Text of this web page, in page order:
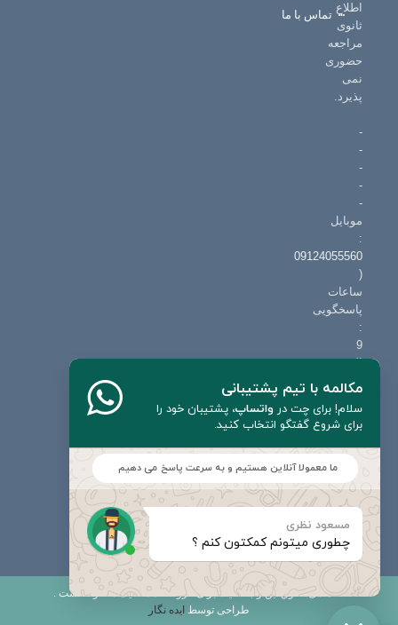
اطلاع
ثانوی
مراجعه
حضوری
نمی
پذیرد.
-
-
-
-
-
موبایل
:
09124055560
(
ساعات
پاسخگویی
:
9
الی
19
روزهای
تعطیل
)
ایمیل
:
info=@=mecanic.ir
تماس با ما
© تمامی حقوق این وب سایت برای فروشگاه مکانیک محفوظ است .
طراحی توسط ایده نگار
مکالمه با تیم پشتیبانی
سلام! برای چت در واتساپ، پشتیبان خود را
برای شروع گفتگو انتخاب کنید.
ما معمولا آنلاین هستیم و به سرعت پاسخ می دهیم
مسعود نظری
چطوری میتونم کمکتون کنم ؟